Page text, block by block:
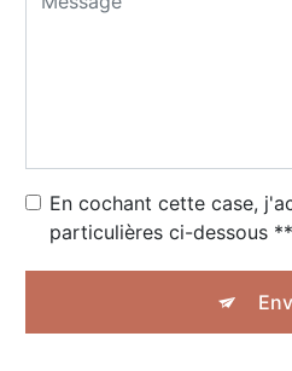
En cochant cette case,
particulières ci-dessous **